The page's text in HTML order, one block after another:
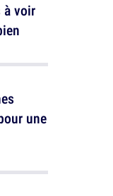
à voir
une